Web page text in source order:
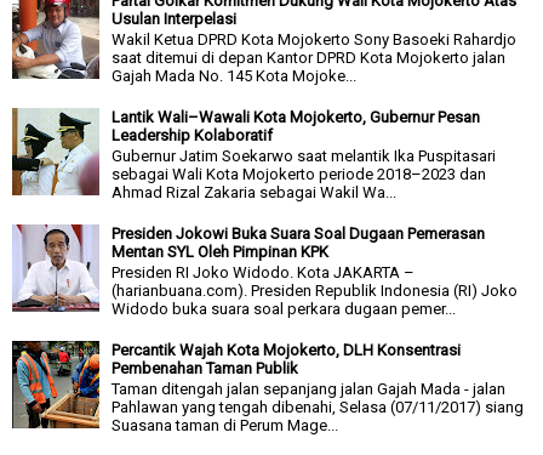
Usulan Interpelasi
Wakil Ketua DPRD Kota Mojokerto Sony Basoeki Rahardjo
saat ditemui di depan Kantor DPRD Kota Mojokerto jalan
Gajah Mada No. 145 Kota Mojoke...
Lantik Wali–Wawali Kota Mojokerto, Gubernur Pesan
Leadership Kolaboratif
Gubernur Jatim Soekarwo saat melantik Ika Puspitasari
sebagai Wali Kota Mojokerto periode 2018–2023 dan
Ahmad Rizal Zakaria sebagai Wakil Wa...
Presiden Jokowi Buka Suara Soal Dugaan Pemerasan
Mentan SYL Oleh Pimpinan KPK
Presiden RI Joko Widodo. Kota JAKARTA –
(harianbuana.com). Presiden Republik Indonesia (RI) Joko
Widodo buka suara soal perkara dugaan pemer...
Percantik Wajah Kota Mojokerto, DLH Konsentrasi
Pembenahan Taman Publik
Taman ditengah jalan sepanjang jalan Gajah Mada - jalan
Pahlawan yang tengah dibenahi, Selasa (07/11/2017) siang
Suasana taman di Perum Mage...